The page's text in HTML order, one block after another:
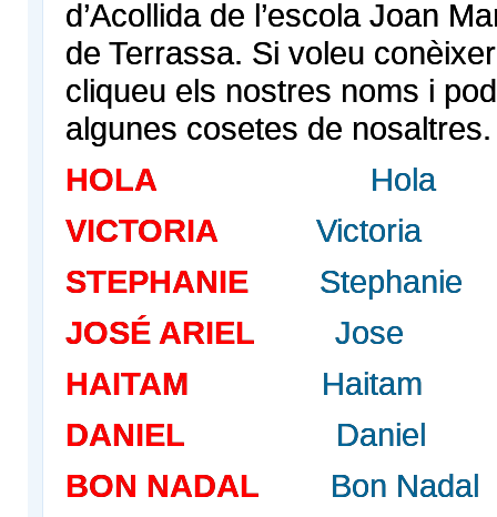
d’Acollida de l’escola Joan
de Terrassa. Si voleu
cliqueu els nostres noms i
algunes cosetes de nosaltres.
HOLA
Hola
VICTORIA
Victoria
STEPHANIE
Stephanie
JOSÉ ARIEL
Jose
HAITAM
Haitam
DANIEL
Daniel
BON NADAL
Bon Nadal